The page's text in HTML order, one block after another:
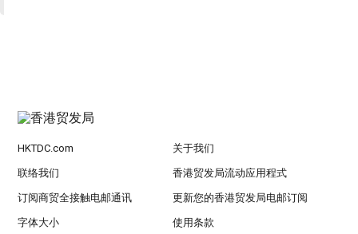
HKTDC.com 关于我们
联络我们 香港贸发局流动应用程式
订阅商贸全接触电邮通讯 更新您的香港贸发局电邮订阅
字体大小 使用条款